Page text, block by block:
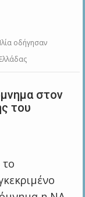
οδήγησαν
στον
του